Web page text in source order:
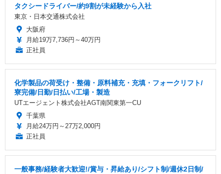
タクシードライバー/約9割が未経験から入社
東京・日本交通株式会社
大阪府
月給19万7,736円～40万円
正社員
化学製品の荷受け・整備・原料補充・充填・フォークリフト/
寮完備/日勤/日払い/工場・製造
UTエージェント株式会社AGT南関東第一CU
千葉県
月給24万円～27万2,000円
正社員
一般事務/経験者大歓迎!/賞与・昇給あり/シフト制/週休2日制/